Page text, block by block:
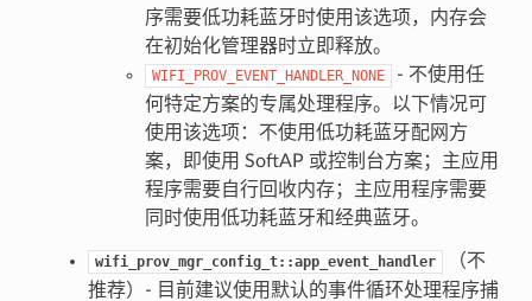
序需要低功耗蓝牙时使用该选项，内存会
在初始化管理器时立即释放。
WIFI_PROV_EVENT_HANDLER_NONE
- 不使用任
何特定方案的专属处理程序。以下情况可
使用该选项：不使用低功耗蓝牙配网方
案，即使用 SoftAP 或控制台方案；主应用
程序需要自行回收内存；主应用程序需要
同时使用低功耗蓝牙和经典蓝牙。
wifi_prov_mgr_config_t::app_event_handler
（不
推荐）- 目前建议使用默认的事件循环处理程序捕